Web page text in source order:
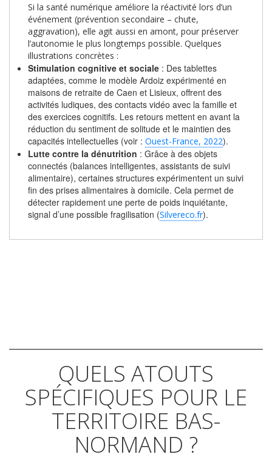
Si la santé numérique améliore la réactivité lors d’un
événement (prévention secondaire – chute,
aggravation), elle agit aussi en amont, pour préserver
l’autonomie le plus longtemps possible. Quelques
illustrations concrètes :
Stimulation cognitive et sociale : Des tablettes
adaptées, comme le modèle Ardoiz expérimenté en
maisons de retraite de Caen et Lisieux, offrent des
activités ludiques, des contacts vidéo avec la famille et
des exercices cognitifs. Les retours mettent en avant la
réduction du sentiment de solitude et le maintien des
capacités intellectuelles (voir : Ouest-France, 2022).
Lutte contre la dénutrition : Grâce à des objets
connectés (balances intelligentes, assistants de suivi
alimentaire), certaines structures expérimentent un suivi
fin des prises alimentaires à domicile. Cela permet de
détecter rapidement une perte de poids inquiétante,
signal d’une possible fragilisation (Silvereco.fr).
QUELS ATOUTS
SPÉCIFIQUES POUR LE
TERRITOIRE BAS-
NORMAND ?